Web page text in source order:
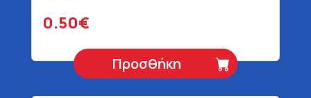
0.50€
Προσθήκη